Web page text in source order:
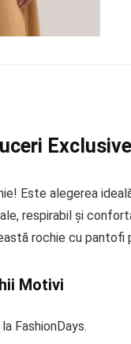
Exclusive
Este alegerea
respirabil și
rochie cu
Motivi
FashionDays.